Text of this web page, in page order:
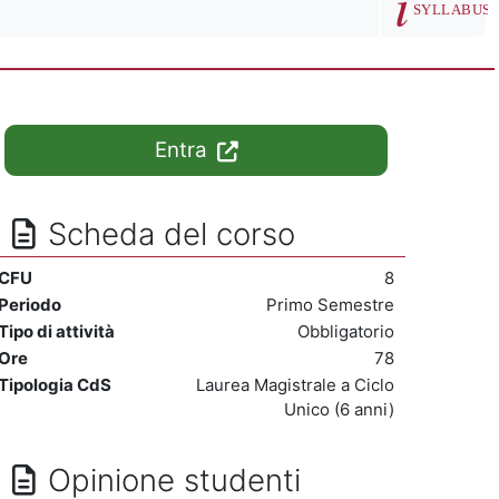
SYLLABUS
Entra
Scheda del corso
8
Periodo
Primo Semestre
di attività
Obbligatorio
78
CdS
Laurea Magistrale a Ciclo
Unico (6 anni)
Opinione studenti